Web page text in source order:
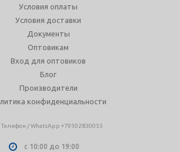
Условия оплаты
Условия доставки
Документы
Оптовикам
Вход для оптовиков
Блог
Производители
конфиденциальности
Телефон / WhatsApp +79502830055
с 10:00 до 19:00